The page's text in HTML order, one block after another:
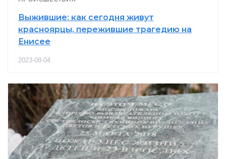
Выжившие: как сегодня живут
красноярцы, пережившие трагедию на
Енисее
2023-08-04